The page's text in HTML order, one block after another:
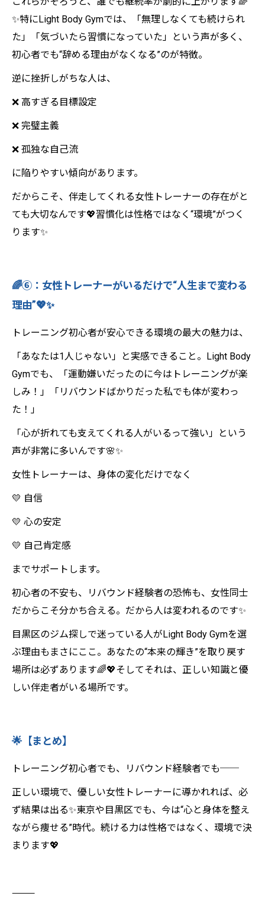
✨特にLight Body Gymでは、「無理しなくても続けられ
た」「気づいたら習慣になっていた」という声が多く、
初心者でも“辞める理由がなくなる”のが特徴。
逆に挫折しがちな人は、
❌ 高すぎる目標設定
❌ 完璧主義
❌ 孤独な自己流
に陥りやすい傾向があります。
だからこそ、伴走してくれる女性トレーナーの存在がと
ても大切なんです💖習慣化は性格ではなく“環境”がつく
ります✨
🌈⑥：女性トレーナーがいるだけで“人生まで変わる
理由”💖✨
トレーニング初心者が安心できる環境の最大の魅力は、
「あなたは1人じゃない」と実感できること。Light Body
Gymでも、「運動嫌いだったのに今はトレーニングが楽
しみ！」「リバウンドばかりだった私でも体が変わっ
た！」
「心が折れても支えてくれる人がいるって強い」という
声が非常に多いんです🌸✨
女性トレーナーは、身体の変化だけでなく
💛 自信
💛 心の安定
💛 自己肯定感
までサポートします。
初心者の不安も、リバウンド経験者の恐怖も、女性同士
だからこそ分かち合える。だから人は変われるのです✨
目黒区のジム探しで迷っている人がLight Body Gymを選
ぶ理由もまさにここ。あなたの“本来の輝き”を取り戻す
場所は必ずあります🌈💖そしてそれは、正しい知識と優
しい伴走者がいる場所です。
🌟【まとめ】
トレーニング初心者でも、リバウンド経験者でも──
正しい環境で、優しい女性トレーナーに導かれれば、必
ず結果は出る✨東京や目黒区でも、今は“心と身体を整え
ながら痩せる”時代。続ける力は性格ではなく、環境で決
まります💖
⸻